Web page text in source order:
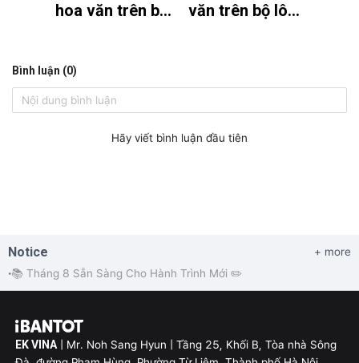
hoa văn trên bộ
văn trên bộ lông
Bình luận (0)
Hãy viết bình luận đầu tiên
Notice + more
•📚 Tháng 8 Sẵn Sàng Cho Hành Trình Mới ✏️
EK VINA| Mr. Noh Sang Hyun | Tầng 25, Khối B, Tòa nhà Sông